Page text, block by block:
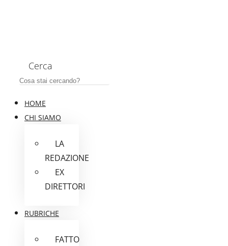
Cerca
HOME
CHI SIAMO
LA
REDAZIONE
EX
DIRETTORI
RUBRICHE
FATTO